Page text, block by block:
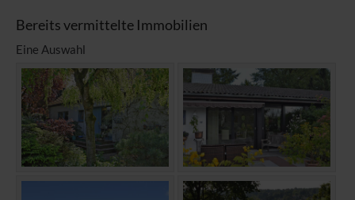
Bereits vermittelte Immobilien
Eine Auswahl